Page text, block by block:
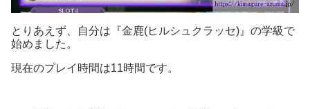
とりあえず、自分は『金鹿(ヒルシュクラッセ)』の学級で
始めました。
現在のプレイ時間は11時間です。